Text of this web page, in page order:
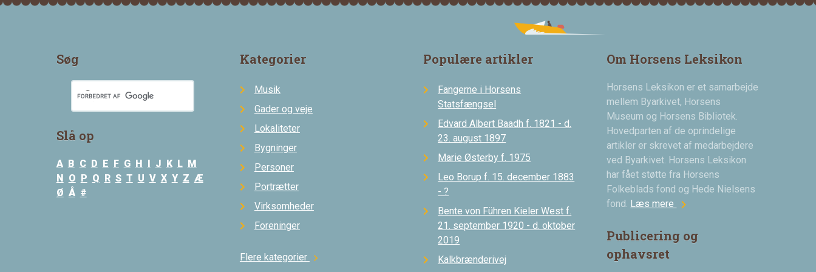
Søg
Slå op
A B C D E F G H J K L M
N
O P Q R S T U V X Y Z Æ
Ø Å #
Kategorier
Musik
Gader og veje
Lokaliteter
Bygninger
Personer
Portrætter
Virksomheder
Foreninger
Flere kategorier chevron_right
Populære artikler
Fangerne i Horsens
Statsfængsel
Edvard Albert Baadh f. 1821 - d.
23. august 1897
Marie Østerby f. 1975
Leo Borup f. 15. december 1883
- ?
Bente von Führen Kieler West f.
21. september 1920 - d. oktober
2019
Kalkbrænderivej
Om Horsens Leksikon
Horsens Leksikon er et samarbejde
mellem Byarkivet, Horsens
Museum og Horsens Bibliotek.
Hovedparten af de oprindelige
artikler er skrevet af medarbejdere
ved Byarkivet. Horsens Leksikon
har fået støtte fra Horsens
Folkeblads fond og Hede Nielsens
fond. Læs mere chevron_right
Publicering og
ophavsret